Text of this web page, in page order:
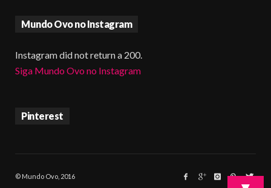
Mundo Ovo no Instagram
Instagram did not return a 200.
Siga Mundo Ovo no Instagram
Pinterest
© Mundo Ovo, 2016